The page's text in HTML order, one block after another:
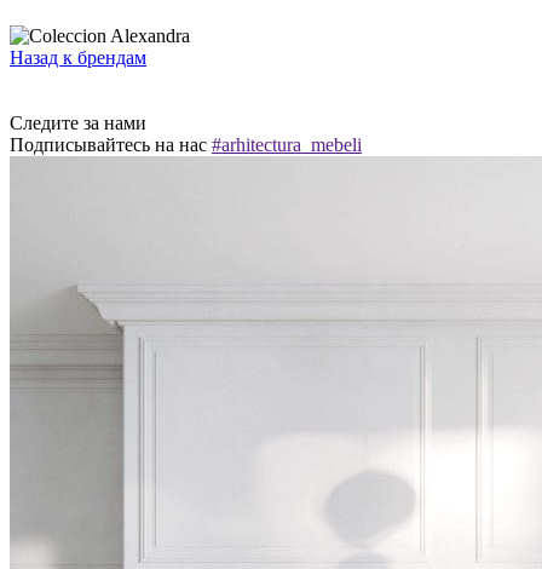
Назад к брендам
Следите за нами
Подписывайтесь на нас #arhitectura_mebeli